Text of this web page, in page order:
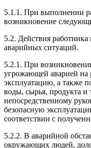
5.1.1. При выполнении
возникновение
5.2. Действия
аварийных ситуаций.
5.2.1. При
угрожающей аварией на
эксплуатацию, а также
воды, сырья, продукта и
непосредственному
безопасную
соответствии с
5.2.2. В аварийной
окружающих людей,